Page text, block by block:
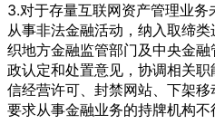
3.对于存量互联网资产管理业
从事非法金融活动，纳入取缔
织地方金融监管部门及中央金
政认定和处置意见，协调相关
信经营许可、封禁网站、下架移
要求从事金融业务的持牌机构不